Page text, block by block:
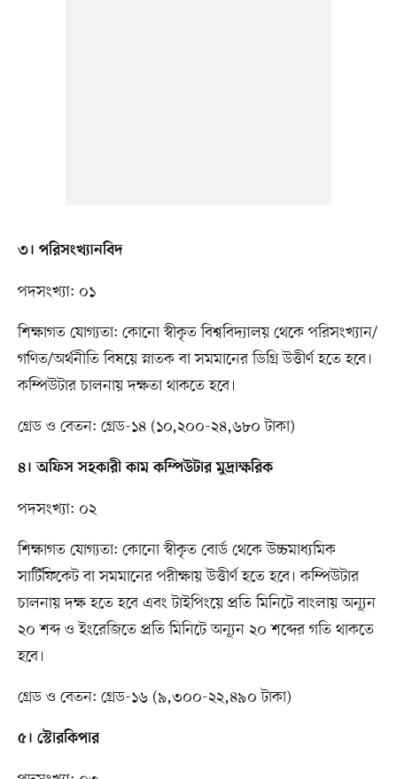
৩। পরিসংখ্যানবিদ
পদসংখ্যা: ০১
শিক্ষাগত যোগ্যতা: কোনো স্বীকৃত বিশ্ববিদ্যালয় থেকে পরিসংখ্যান/
গণিত/অর্থনীতি বিষয়ে স্নাতক বা সমমানের ডিগ্রি উত্তীর্ণ হতে হবে।
কম্পিউটার চালনায় দক্ষতা থাকতে হবে।
গ্রেড ও বেতন: গ্রেড-১৪ (১০,২০০-২৪,৬৮০ টাকা)
৪। অফিস সহকারী কাম কম্পিউটার মুদ্রাক্ষরিক
পদসংখ্যা: ০২
শিক্ষাগত যোগ্যতা: কোনো স্বীকৃত বোর্ড থেকে উচ্চমাধ্যমিক
সার্টিফিকেট বা সমমানের পরীক্ষায় উত্তীর্ণ হতে হবে। কম্পিউটার
চালনায় দক্ষ হতে হবে এবং টাইপিংয়ে প্রতি মিনিটে বাংলায় অন্যূন
২০ শব্দ ও ইংরেজিতে প্রতি মিনিটে অন্যূন ২০ শব্দের গতি থাকতে
হবে।
গ্রেড ও বেতন: গ্রেড-১৬ (৯,৩০০-২২,৪৯০ টাকা)
৫। স্টোরকিপার